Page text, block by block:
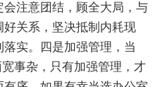
注意团结，顾全大局，与
关系，坚决抵制内耗现
实。四是加强管理，当
事杂，只有加强管理，才